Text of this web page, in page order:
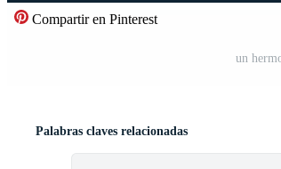
Compartir en Pinterest
un
Palabras claves relacionadas